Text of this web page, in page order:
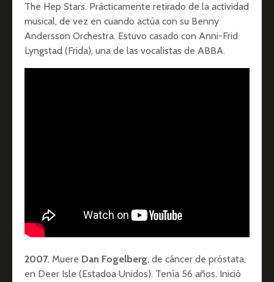
The Hep Stars. Prácticamente retirado de la actividad
musical, de vez en cuando actúa con su Benny
Andersson Orchestra. Estuvo casado con Anni-Frid
Lyngstad (Frida), una de las vocalistas de ABBA.
2007. Muere Dan Fogelberg, de cáncer de próstata,
en Deer Isle (Estadoa Unidos). Tenía 56 años. Inició